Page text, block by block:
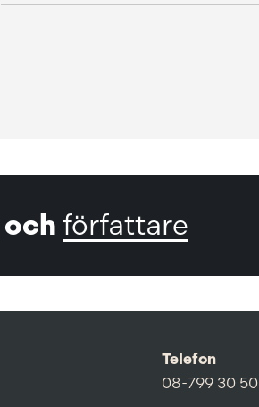
och författare
Telefon
08-799 30 50